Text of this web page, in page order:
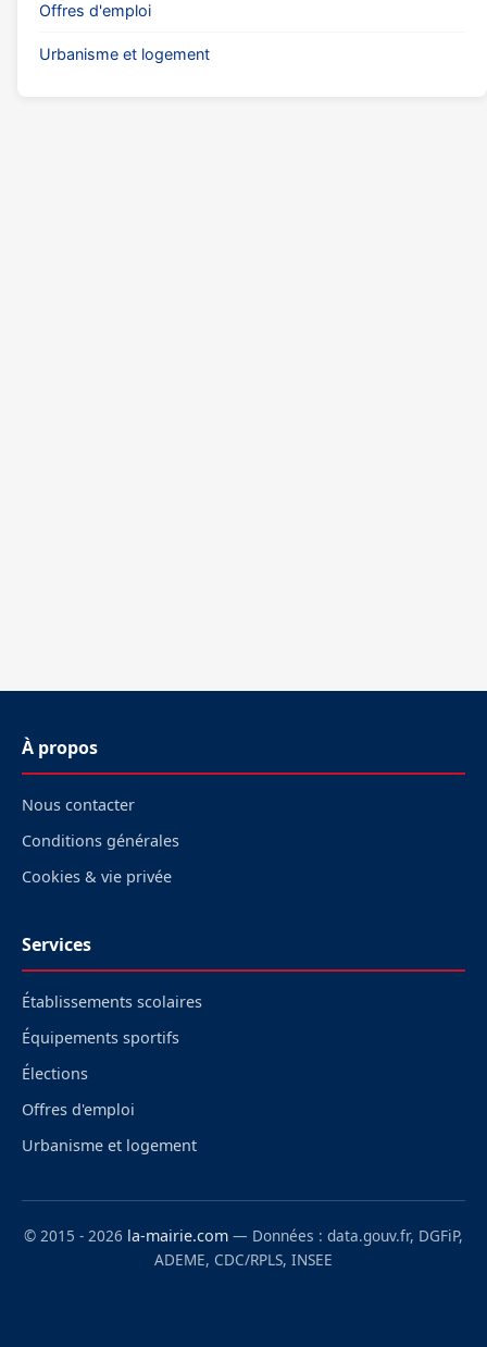
Offres d'emploi
Urbanisme et logement
À propos
Nous contacter
Conditions générales
Cookies & vie privée
Services
Établissements scolaires
Équipements sportifs
Élections
Offres d'emploi
Urbanisme et logement
© 2015 - 2026 la-mairie.com — Données : data.gouv.fr, DGFiP,
ADEME, CDC/RPLS, INSEE